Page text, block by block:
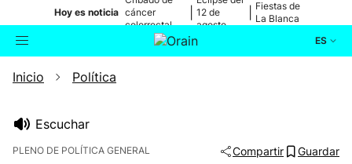
Hoy es noticia cáncer
colorrectal
12 de
agosto
Fiestas de
La Blanca
ES
Buscador
Inicio Política
Escuchar
PLENO DE POLÍTICA GENERAL Compartir Guardar